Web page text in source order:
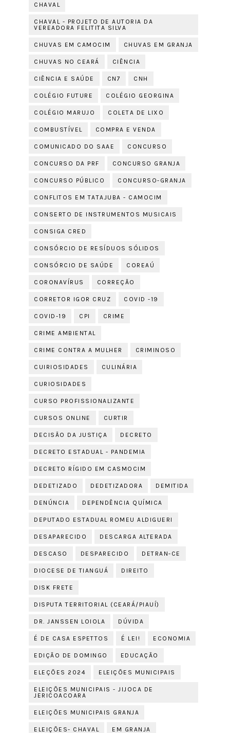
CHAVAL
CHAVAL - PROJETO DE AUTORIA DA
VEREADORA FELITITA SILVA
CHUVAS EM CAMOCIM CHUVAS EM GRANJA
CHUVAS NO CEARÁ CIÊNCIA
CIÊNCIA E SAÚDE CN7 CNH
COLÉGIO FUTURE COLÉGIO GEORGINA
COLÉGIO MARUJO COLETA DE LIXO
COMBUSTÍVEL COMPRA E VENDA
COMUNICADO DO SAAE CONCURSO
CONCURSO DA PRF CONCURSO GRANJA
CONCURSO PÚBLICO CONCURSO-GRANJA
CONFLITOS EM TATAJUBA - CAMOCIM
CONSERTO DE INSTRUMENTOS MUSICAIS
CONSIGA CRED
CONSÓRCIO DE RESÍDUOS SÓLIDOS
CONSÓRCIO DE SAÚDE COREAÚ
CORONAVÍRUS CORREÇÃO
CORRETOR IGOR CRUZ COVID -19
COVID-19 CPI CRIME
CRIME AMBIENTAL
CRIME CONTRA A MULHER CRIMINOSO
CUIRIOSIDADES CULINÁRIA
CURIOSIDADES
CURSO PROFISSIONALIZANTE
CURSOS ONLINE CURTIR
DECISÃO DA JUSTIÇA DECRETO
DECRETO ESTADUAL - PANDEMIA
DECRETO RÍGIDO EM CASMOCIM
DEDETIZADO DEDETIZADORA DEMITIDA
DENÚNCIA DEPENDÊNCIA QUÍMICA
DEPUTADO ESTADUAL ROMEU ALDIGUERI
DESAPARECIDO DESCARGA ALTERADA
DESCASO DESPARECIDO DETRAN-CE
DIOCESE DE TIANGUÁ DIREITO
DISK FRETE
DISPUTA TERRITORIAL (CEARÁ/PIAUÍ)
DR. JANSSEN LOIOLA DÚVIDA
É DE CASA ESPETTOS É LEI! ECONOMIA
EDIÇÃO DE DOMINGO EDUCAÇÃO
ELEÇÕES 2024 ELEIÇÕES MUNICIPAIS
ELEIÇÕES MUNICIPAIS - JIJOCA DE
JERICOACOARA
ELEIÇÕES MUNICIPAIS GRANJA
ELEIÇÕES- CHAVAL EM GRANJA